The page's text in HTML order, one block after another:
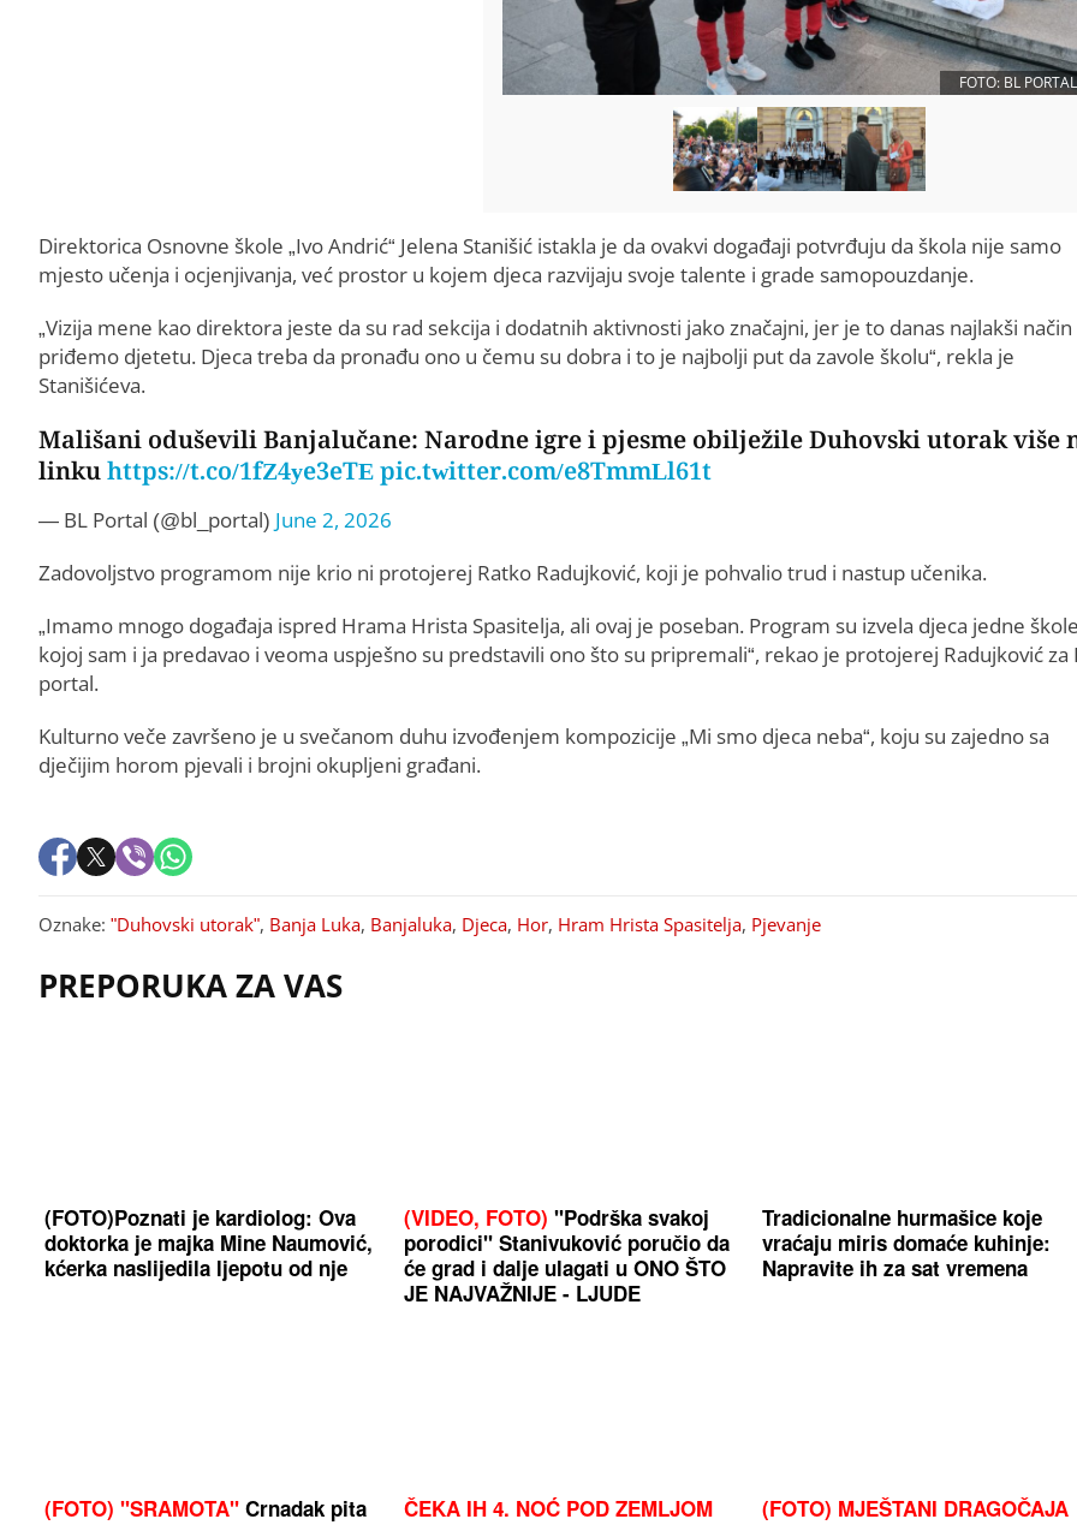
FOTO: BL PORTAL
Direktorica Osnovne škole „Ivo Andrić“ Jelena Stanišić istakla je da ovakvi događaji potvrđuju da škola nije samo
mjesto učenja i ocjenjivanja, već prostor u kojem djeca razvijaju svoje talente i grade samopouzdanje.
„Vizija mene kao direktora jeste da su rad sekcija i dodatnih aktivnosti jako značajni, jer je to danas najlakši način
priđemo djetetu. Djeca treba da pronađu ono u čemu su dobra i to je najbolji put da zavole školu“, rekla je
Stanišićeva.
Mališani oduševili Banjalučane: Narodne igre i pjesme obilježile Duhovski utorak više
linkuhttps://t.co/1fZ4ye3eTEpic.twitter.com/e8TmmLl61t
— BL Portal (@bl_portal) June 2, 2026
Zadovoljstvo programom nije krio ni protojerej Ratko Radujković, koji je pohvalio trud i nastup učenika.
„Imamo mnogo događaja ispred Hrama Hrista Spasitelja, ali ovaj je poseban. Program su izvela djeca jedne
kojoj sam i ja predavao i veoma uspješno su predstavili ono što su pripremali“, rekao je protojerej Radujković za
portal.
Kulturno veče završeno je u svečanom duhu izvođenjem kompozicije „Mi smo djeca neba“, koju su zajedno sa
dječijim horom pjevali i brojni okupljeni građani.
Oznake: "Duhovski utorak", Banja Luka, Banjaluka, Djeca, Hor, Hram Hrista Spasitelja, Pjevanje
PREPORUKA ZA VAS
(FOTO)Poznati je kardiolog: Ova
doktorka je majka Mine Naumović,
kćerka naslijedila ljepotu od nje
(VIDEO, FOTO) "Podrška svakoj
porodici" Stanivuković poručio da
će grad i dalje ulagati u ONO ŠTO
JE NAJVAŽNIJE - LJUDE
Tradicionalne hurmašice koje
vraćaju miris domaće kuhinje:
Napravite ih za sat vremena
(FOTO) "SRAMOTA" Crnadak pita
ČEKA IH 4. NOĆ POD ZEMLJOM
(FOTO) MJEŠTANI DRAGOČAJA